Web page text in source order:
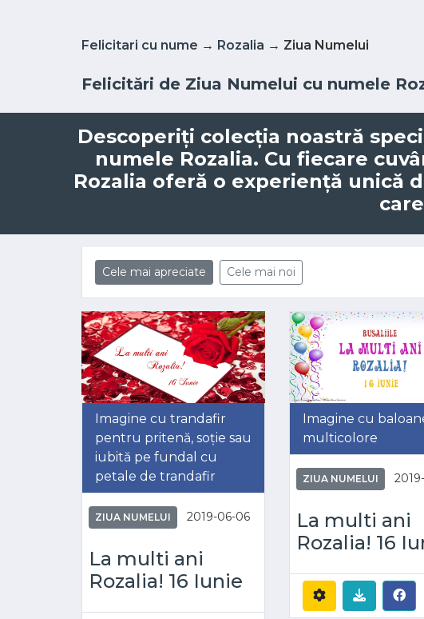
Felicitari cu nume → Rozalia → Ziua Numelui
Felicitări de Ziua Numelui cu numele
Descoperiți colecția noastră
numele Rozalia. Cu fiecare
Rozalia oferă o experiență unică
Cele mai apreciate Cele mai noi
Imagine cu trandafir
pentru pritenă, soție sau
iubită pe fundal cu
petale de trandafir
ZIUA NUMELUI 2019-06-06
La multi ani
Rozalia! 16 Iunie
Imagine cu
multicolore
ZIUA NUMELUI
La multi ani
Rozalia! 16